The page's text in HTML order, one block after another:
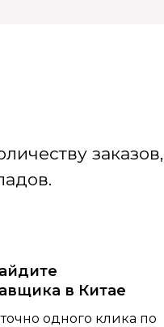
заказов,
в Китае
одного клика по